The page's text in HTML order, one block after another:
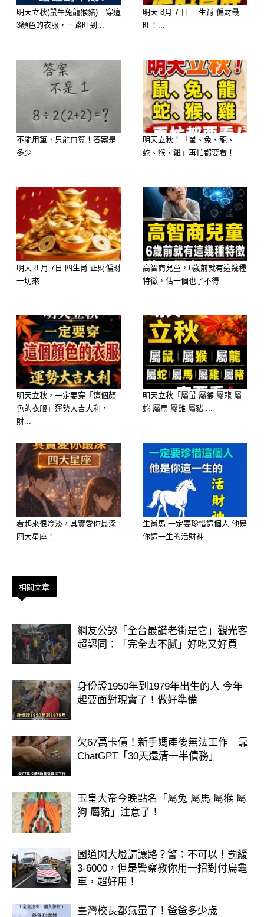
這時的屬羊人通常會有幾個特徵：
會更珍惜家人與陪伴，而不是外在物
性格更柔和
年輕時的敏感與焦慮會減弱，取而代之
生活節奏慢下來
開始享受簡單的生活，例如散步、聊
天、家庭時光。
這個階段的福氣，往往不是「突然變
好」，而是過去人生累積的善意、人緣
總結：屬羊人的人生，其實是「後勁型
福氣」
如果用一句話總結屬羊人的命運軌跡：
前期吃情緒，中期學界線，後期得安
穩。
屬羊人不是走「一路順遂」的類型，而
是：
越懂得保護自己，後面越幸福
越早學會拒絕，晚年越輕鬆
真正的關鍵不在命，而在「覺醒的時間
點」。
醒得早，後半生就輕盈；
醒得晚，也仍然有機會慢慢變好。
歡迎來下水道觀看更多都市傳說👉
https://lihi3.cc/c5H8h
明天立秋(鼠牛兔龍猴豬) 穿這
3顏色的衣服，一路旺到...
明天 8月 7 日 三生肖 偏財最
旺！...
不能用筆，只能口算！答案是
多少...
明天立秋！「鼠、兔、龍、
蛇、猴、雞」再忙都要看！...
明天 8 月 7日 四生肖 正財偏財
一切來...
高智商兒童，6歲前就有這幾種
特徵，佔一個也了不得...
明天立秋，一定要穿「這個顏
色的衣服」運勢大吉大利，
財...
明天立秋「屬鼠 屬猴 屬龍 屬
蛇 屬馬 屬雞 屬豬 ...
看起來很冷淡，其實愛你最深
四大星座！...
生肖馬 一定要珍惜這個人 他是
你這一生的活財神...
相關文章
網友公認「全台最讚老街是它」觀光客
超認同：「完全去不膩」好吃又好買
身份證1950年到1979年出生的人 今年
起要面對現實了！做好準備
欠67萬卡債！新手媽產後無法工作 靠
ChatGPT「30天還清一半債務」
玉皇大帝今晚點名「屬兔 屬馬 屬猴 屬
狗 屬豬」注意了！
國道閃大燈請讓路？警：不可以！罰緩
3-6000，但是警察教你用一招對付烏龜
車，超好用！
臺灣校長都氣暈了！爸爸多少歲